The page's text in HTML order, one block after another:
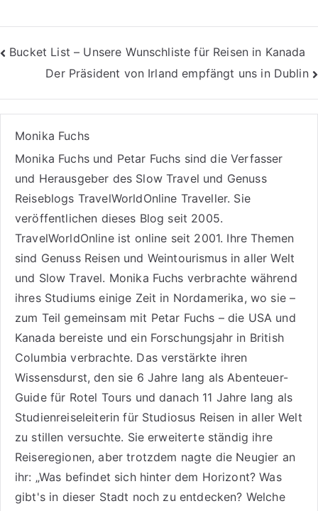
Beitragsnavigation
Bucket List – Unsere Wunschliste für Reisen in Kanada
Der Präsident von Irland empfängt uns in Dublin
Monika Fuchs
Monika Fuchs und Petar Fuchs sind die Verfasser
und Herausgeber des Slow Travel und Genuss
Reiseblogs TravelWorldOnline Traveller. Sie
veröffentlichen dieses Blog seit 2005.
TravelWorldOnline ist online seit 2001. Ihre Themen
sind Genuss Reisenund Weintourismusin aller Welt
und Slow Travel. Monika Fuchs verbrachte während
ihres Studiums einige Zeit in Nordamerika, wo sie –
zum Teil gemeinsam mit Petar Fuchs – die USA und
Kanada bereiste und ein Forschungsjahr in British
Columbia verbrachte. Das verstärkte ihren
Wissensdurst, den sie 6 Jahre lang alsAbenteuer-
Guide für Rotel Tours und danach 11 Jahre lang als
Studienreiseleiterin für Studiosus Reisen in aller Welt
zu stillen versuchte. Sie erweiterte ständig ihre
Reiseregionen, aber trotzdem nagte die Neugier an
ihr: „Was befindet sich hinter dem Horizont? Was
gibt's in dieser Stadt noch zu entdecken? Welche